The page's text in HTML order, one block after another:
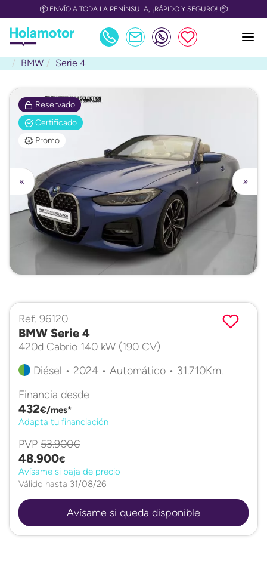
📦 ENVÍO A TODA LA PENÍNSULA, ¡RÁPIDO Y SEGURO! 📦
BMW Serie 4
Reservado
Certificado
Promo
»
«
Ref. 96120
BMW Serie 4
420d Cabrio 140 kW (190 CV)
Diésel • 2024 • Automático • 31.710Km.
Financia desde
432€/mes*
Adapta tu financiación
PVP 53.900€
48.900€
Avísame si baja de precio
Válido hasta 31/08/26
Avísame si queda disponible